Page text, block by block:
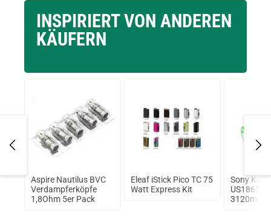
INSPIRIERT VON ANDEREN
KÄUFERN
Aspire Nautilus BVC
Verdampferköpfe
1,8Ohm 5er Pack
Eleaf iStick Pico TC 75
Watt Express Kit
Sony
3120mAh,